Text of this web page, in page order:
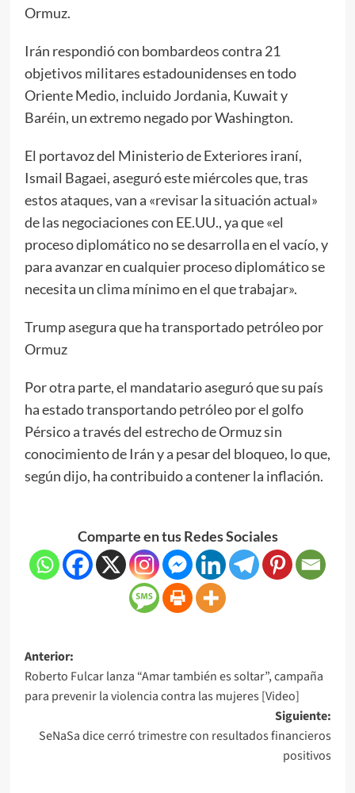
Ormuz.
Irán respondió con bombardeos contra 21
objetivos militares estadounidenses en todo
Oriente Medio, incluido Jordania, Kuwait y
Baréin, un extremo negado por Washington.
El portavoz del Ministerio de Exteriores iraní,
Ismail Bagaei, aseguró este miércoles que, tras
estos ataques, van a «revisar la situación actual»
de las negociaciones con EE.UU., ya que «el
proceso diplomático no se desarrolla en el vacío, y
para avanzar en cualquier proceso diplomático se
necesita un clima mínimo en el que trabajar».
Trump asegura que ha transportado petróleo por
Ormuz
Por otra parte, el mandatario aseguró que su país
ha estado transportando petróleo por el golfo
Pérsico a través del estrecho de Ormuz sin
conocimiento de Irán y a pesar del bloqueo, lo que,
según dijo, ha contribuido a contener la inflación.
Comparte en tus Redes Sociales
Anterior:
Roberto Fulcar lanza “Amar también es soltar”, campaña
para prevenir la violencia contra las mujeres [Video]
Siguiente:
SeNaSa dice cerró trimestre con resultados financieros
positivos